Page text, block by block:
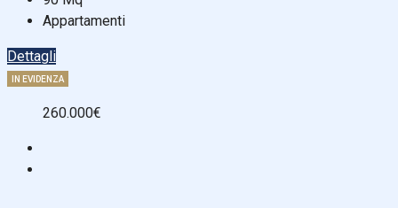
Appartamenti
Dettagli
IN EVIDENZA
260.000€